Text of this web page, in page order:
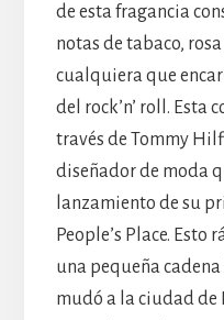
de esta fragancia
notas de tabaco,
cualquiera que
del rock’n’ roll. Esta
través de Tommy
diseñador de moda
lanzamiento de su
People’s Place.
una pequeña
mudó a la ciudad